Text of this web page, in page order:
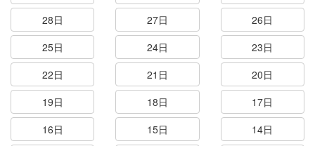
28日
27日
26日
25日
24日
23日
22日
21日
20日
19日
18日
17日
16日
15日
14日